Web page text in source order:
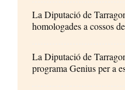
La Diputació de
homologades a cossos
La Diputació de
programa Genius per a